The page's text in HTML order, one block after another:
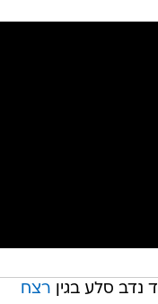
נדב סלע בגין רצח